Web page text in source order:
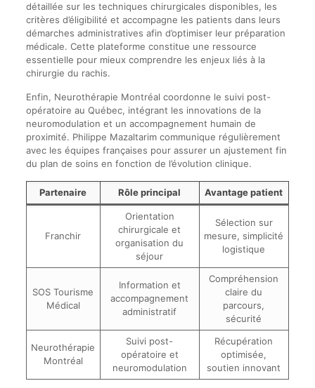
détaillée sur les techniques chirurgicales disponibles, les
critères d’éligibilité et accompagne les patients dans leurs
démarches administratives afin d’optimiser leur préparation
médicale. Cette plateforme constitue une ressource
essentielle pour mieux comprendre les enjeux liés à la
chirurgie du rachis.
Enfin, Neurothérapie Montréal coordonne le suivi post-
opératoire au Québec, intégrant les innovations de la
neuromodulation et un accompagnement humain de
proximité. Philippe Mazaltarim communique régulièrement
avec les équipes françaises pour assurer un ajustement fin
du plan de soins en fonction de l’évolution clinique.
Partenaire Rôle principal Avantage patient
Franchir
Orientation
chirurgicale et
organisation du
séjour
Sélection sur
mesure, simplicité
logistique
SOS Tourisme
Médical
Information et
accompagnement
administratif
Compréhension
claire du
parcours,
sécurité
Neurothérapie
Montréal
Suivi post-
opératoire et
neuromodulation
Récupération
optimisée,
soutien innovant